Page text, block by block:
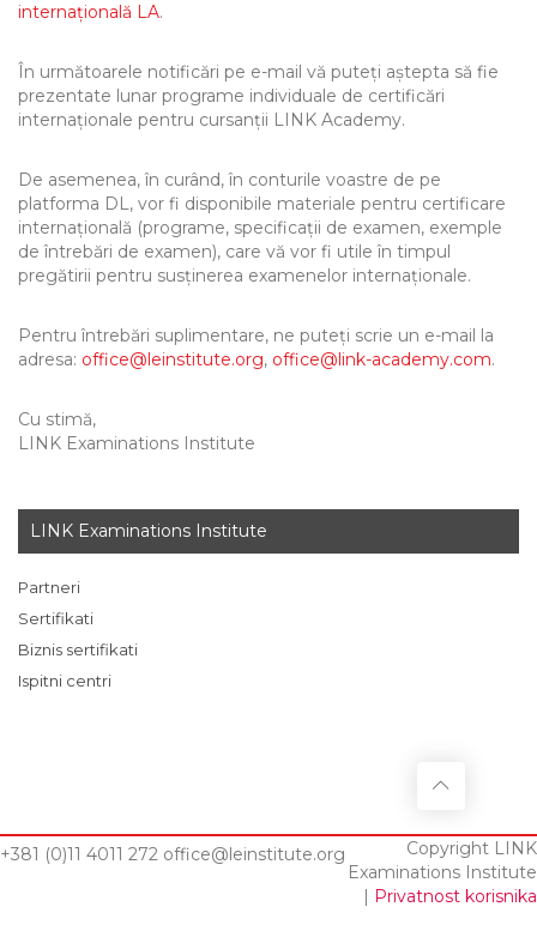
internațională LA.
În următoarele notificări pe e-mail vă puteți aștepta să fie
prezentate lunar programe individuale de certificări
internaționale pentru cursanții LINK Academy.
De asemenea, în curând, în conturile voastre de pe
platforma DL, vor fi disponibile materiale pentru certificare
internațională (programe, specificații de examen, exemple
de întrebări de examen), care vă vor fi utile în timpul
pregătirii pentru susținerea examenelor internaționale.
Pentru întrebări suplimentare, ne puteți scrie un e-mail la
adresa: office@leinstitute.org, office@link-academy.com.
Cu stimă,
LINK Examinations Institute
LINK Examinations Institute
Partneri
Sertifikati
Biznis sertifikati
Ispitni centri
+381 (0)11 4011 272 office@leinstitute.org
Copyright LINK
Examinations Institute
| Privatnost korisnika